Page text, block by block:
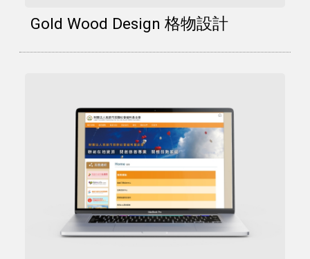
Gold Wood Design 格物設計